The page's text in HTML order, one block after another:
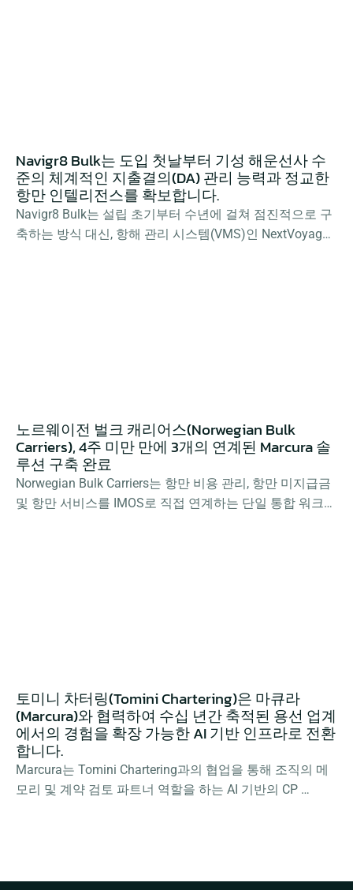
Navigr8 Bulk는 도입 첫날부터 기성 해운선사 수
준의 체계적인 지출결의(DA) 관리 능력과 정교한
항만 인텔리전스를 확보합니다.
Navigr8 Bulk는 설립 초기부터 수년에 걸쳐 점진적으로 구
축하는 방식 대신, 항해 관리 시스템(VMS)인 NextVoyage
노르웨이전 벌크 캐리어스(Norwegian Bulk
Carriers), 4주 미만 만에 3개의 연계된 Marcura 솔
루션 구축 완료
Norwegian Bulk Carriers는 항만 비용 관리, 항만 미지급금
및 항만 서비스를 IMOS로 직접 연계하는 단일 통합 워크플
토미니 차터링(Tomini Chartering)은 마큐라
(Marcura)와 협력하여 수십 년간 축적된 용선 업계
에서의 경험을 확장 가능한 AI 기반 인프라로 전환
합니다.
Marcura는 Tomini Chartering과의 협업을 통해 조직의 메
모리 및 계약 검토 파트너 역할을 하는 AI 기반의 CP